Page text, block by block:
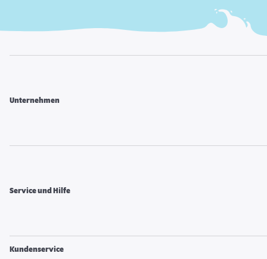
Unternehmen
Service und Hilfe
Kundenservice